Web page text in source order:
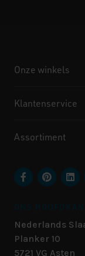
Onze winkels
Klantenservice
Assortiment
Nederlands
Planker 10
5721 VG Asten